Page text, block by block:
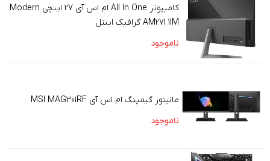
کامپیوتر All In One ام اس آی 27 اینچی Modern
AM271 11M گرافیک اینتل
ناموجود
مانیتور گیمینگ ام اس آی MSI MAG301RF
ناموجود